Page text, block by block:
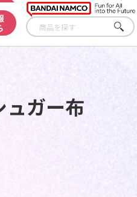
さが
す
ガー布